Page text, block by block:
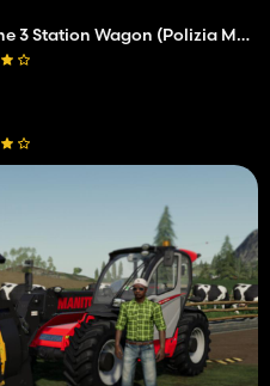
Renault Megane 3 Station Wagon (Polizia Municipale)